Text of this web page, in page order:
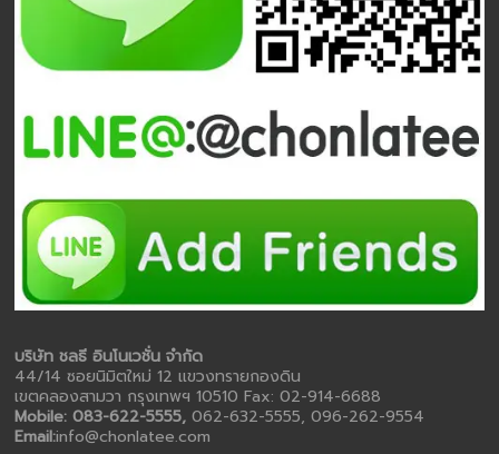
บริษัท ชลธี อินโนเวชั่น จำกัด
44/14 ซอยนิมิตใหม่ 12 แขวงทรายกองดิน
เขตคลองสามวา กรุงเทพฯ 10510 Fax: 02-914-6688
Mobile: 083-622-5555,062-632-5555, 096-262-9554
Email:info@chonlatee.com